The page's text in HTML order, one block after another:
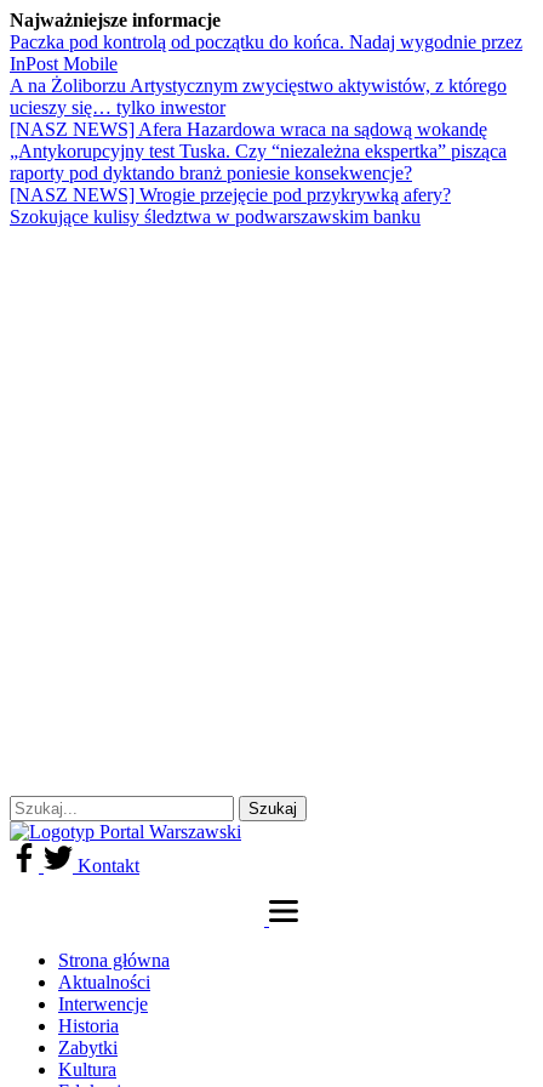
Najważniejsze informacje
Paczka pod kontrolą od początku do końca. Nadaj wygodnie przez
InPost Mobile
A na Żoliborzu Artystycznym zwycięstwo aktywistów, z którego
ucieszy się… tylko inwestor
[NASZ NEWS] Afera Hazardowa wraca na sądową wokandę
„Antykorupcyjny test Tuska. Czy “niezależna ekspertka” pisząca
raporty pod dyktando branż poniesie konsekwencje?
[NASZ NEWS] Wrogie przejęcie pod przykrywką afery?
Szokujące kulisy śledztwa w podwarszawskim banku
Kontakt
Strona główna
Aktualności
Interwencje
Historia
Zabytki
Kultura